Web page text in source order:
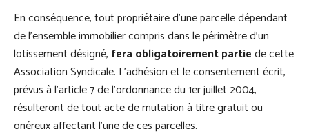
En conséquence, tout propriétaire d’une parcelle dépendant
de l’ensemble immobilier compris dans le périmètre d’un
lotissement désigné, fera obligatoirement partiede cette
Association Syndicale. L’adhésion et le consentement écrit,
prévus à l’article 7 de l’ordonnance du 1er juillet 2004,
résulteront de tout acte de mutation à titre gratuit ou
onéreux affectant l’une de ces parcelles.